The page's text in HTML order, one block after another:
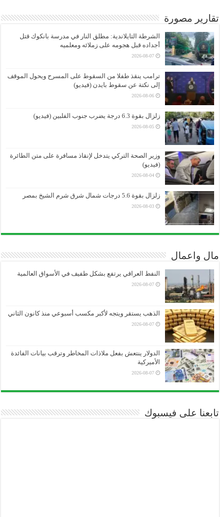
تقارير مصورة
الشرطة التايلاندية: مطلق النار في مدرسة بانكوك قتل
أجداده قبل هجومه على زملائه ومعلميه
2026-08-07
ترامب ينقذ طفلا من السقوط على المسرح ويحول الموقف
إلى نكتة عن سقوط بايدن (فيديو)
2026-08-06
زلزال بقوة 6.3 درجة يضرب جنوب الفلبين (فيديو)
2026-08-05
وزير الصحة التركي يتدخل لإنقاذ مسافرة على متن الطائرة
(فيديو)
2026-08-04
زلزال بقوة 5.6 درجات شمال شرق شرم الشيخ بمصر
2026-08-03
مال واعمال
النفط العراقي يرتفع بشكل طفيف في الأسواق العالمية
2026-08-07
الذهب يستقر ويتجه لأكبر مكسب أسبوعي منذ كانون الثاني
2026-08-07
الدولار ينتعش بفعل ملاذات المخاطر وترقب بيانات الفائدة
الأميركية
2026-08-07
تابعنا على فيسبوك